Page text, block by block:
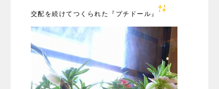
交配を続けてつくられた『プチドール』